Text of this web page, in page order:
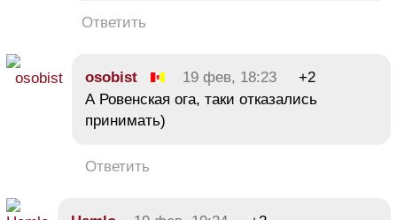
Ответить
osobist 19 фев, 18:23
+2
А Ровенская ога, таки отказались
принимать)
Ответить